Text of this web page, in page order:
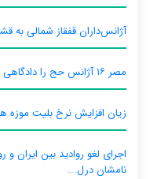
آژانس‌داران قفقاز شمالی به
مصر ۱۶ آژانس حج را دادگاهی می‌کند
زیان افزایش نرخ بلیت موزه
اجرای لغو روادید بین ایران
نامشان درل...